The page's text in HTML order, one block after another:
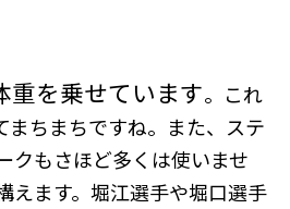
重を乗せています。これ
ちまちですね。また、
ステ
クもさほど多くは使いませ
えます。堀江選手や堀口選手